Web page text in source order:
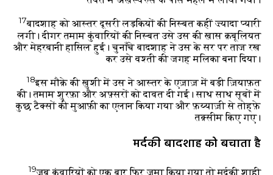
17बादशाह को आस्तर दूसरी लड़कियों की निस्बत कहीं ज़्यादा प्यारी
लगी। दीगर तमाम कुंवारियों की निस्बत उसे उस की ख़ास क़बूलियत
और मेहरबानी हासिल हुई। चुनाँचे बादशाह ने उस के सर पर ताज रख
कर उसे वश्ती की जगह मलिका बना दिया।
18इस मौक़े की ख़ुशी में उस ने आस्तर के एज़ाज़ में बड़ी ज़ियाफ़त
की। तमाम शुरफ़ा और अफ़्सरों को दावत दी गई। साथ साथ सूबों में
कुछ टैक्सों की मुआफ़ी का एलान किया गया और फ़य्याज़ी से तोह्फ़े
तक़्सीम किए गए।
मर्दकी बादशाह को बचाता है
19जब कुंवारियों को एक बार फिर जमा किया गया तो मर्दकी शाही